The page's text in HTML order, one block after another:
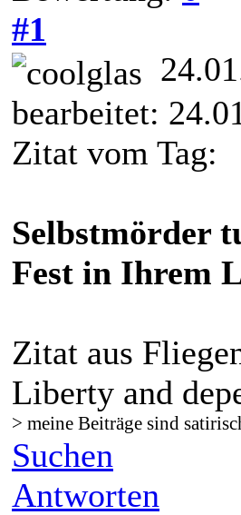
#1
bearbeitet:
Zitat vom Tag:
Selbstmörder
Fest in Ihrem
Zitat aus
Liberty and
> meine Beiträge sind
Suchen
Antworten